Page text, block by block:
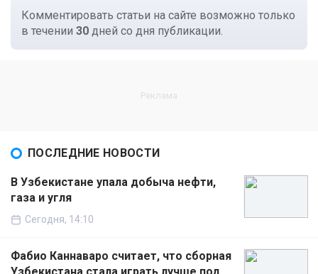
Комментировать статьи на сайте возможно только
в течении 30 дней со дня публикации.
ПОСЛЕДНИЕ НОВОСТИ
В Узбекистане упала добыча нефти,
газа и угля
Сегодня, 14:10
Фабио Каннаваро считает, что сборная